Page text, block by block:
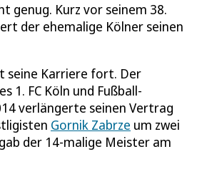
genug. Kurz vor seinem 38.
der ehemalige Kölner seinen
seine Karriere fort. Der
1. FC Köln und Fußball-
verlängerte seinen Vertrag
Gornik Zabrze um zwei
der 14-malige Meister am